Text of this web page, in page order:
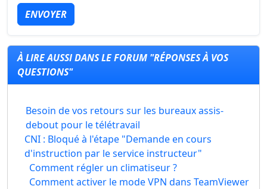
ENVOYER
À LIRE AUSSI DANS LE FORUM "RÉPONSES À VOS
QUESTIONS"
Besoin de vos retours sur les bureaux assis-
debout pour le télétravail
CNI : Bloqué à l'étape "Demande en cours
d'instruction par le service instructeur"
Comment régler un climatiseur ?
Comment activer le mode VPN dans TeamViewer